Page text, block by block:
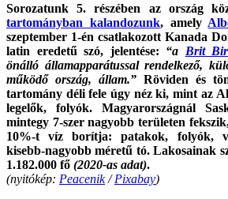
Sorozatunk 5. részében az ország
tartományban kalandozunk, amely
szeptember 1-én csatlakozott Kanada
latin eredetű szó, jelentése: “a Brit
önálló államapparátussal rendelkező,
működő ország, állam.” Röviden és
tartomány déli fele úgy néz ki, mint az
legelők, folyók. Magyarországnál
mintegy 7-szer nagyobb területen
10%-t víz borítja: patakok, folyók,
kisebb-nagyobb méretű tó. Lakosainak
1.182.000 fő (2020-as adat).
(nyitókép: Peacenik/Pixabay)